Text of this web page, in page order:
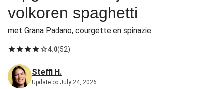
volkoren spaghetti
met Grana Padano, courgette en spinazie
4.0(52)
Steffi H.
Update op July 24, 2026